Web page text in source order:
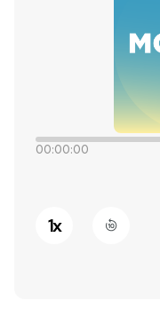
I MIEI PREFERITI
00:00:00
1x